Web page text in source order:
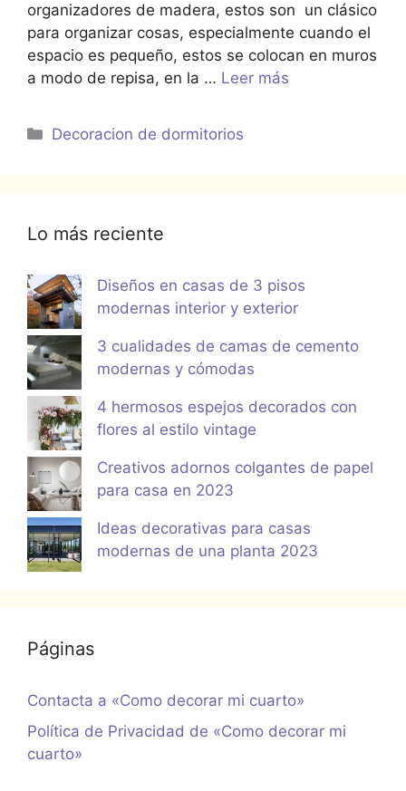
organizadores de madera, estos son un clásico
para organizar cosas, especialmente cuando el
espacio es pequeño, estos se colocan en muros
a modo de repisa, en la … Leer más
Categorías
Decoracion de dormitorios
Lo más reciente
Diseños en casas de 3 pisos
modernas interior y exterior
3 cualidades de camas de cemento
modernas y cómodas
4 hermosos espejos decorados con
flores al estilo vintage
Creativos adornos colgantes de papel
para casa en 2023
Ideas decorativas para casas
modernas de una planta 2023
Páginas
Contacta a «Como decorar mi cuarto»
Política de Privacidad de «Como decorar mi
cuarto»